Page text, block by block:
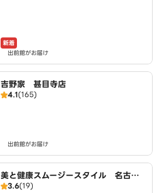
新着
出前館がお届け
吉野家 甚目寺店
4.1(165)
出前館がお届け
美と健康スムージースタイル 名古屋
店3.6(19)